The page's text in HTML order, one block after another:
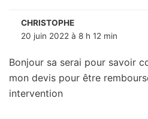
CHRISTOPHE
20 juin 2022 à 8 h 12 min
Bonjour sa serai pour savoir
mon devis pour être
intervention